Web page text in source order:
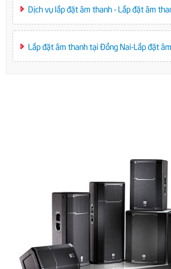
Dịch vụ lắp đặt âm thanh - Lắp đặt âm
Lắp đặt âm thanh tại Đồng Nai-Lắp đặt